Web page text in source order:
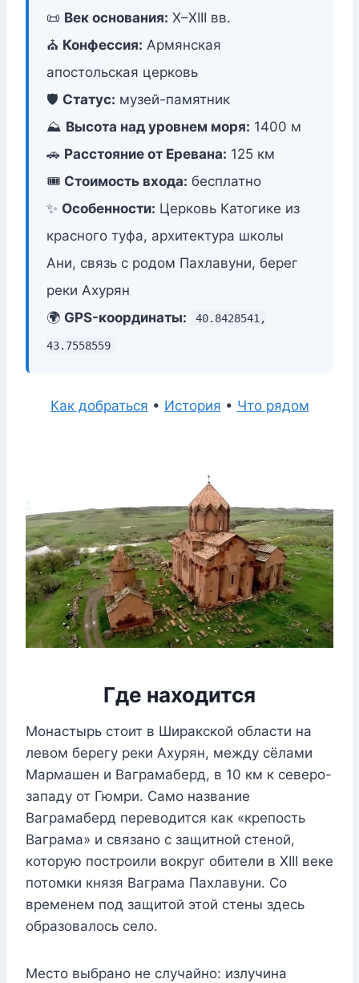
📜 Век основания: X–XIII вв.
⛪ Конфессия: Армянская
апостольская церковь
🛡️ Статус: музей-памятник
⛰️ Высота над уровнем моря: 1400 м
🚗 Расстояние от Еревана: 125 км
🎟️ Стоимость входа: бесплатно
✨ Особенности: Церковь Катогике из
красного туфа, архитектура школы
Ани, связь с родом Пахлавуни, берег
реки Ахурян
🌍 GPS-координаты: 40.8428541,
43.7558559
Как добраться • История • Что рядом
Где находится
Монастырь стоит в Ширакской области на
левом берегу реки Ахурян, между сёлами
Мармашен и Ваграмаберд, в 10 км к северо-
западу от Гюмри. Само название
Ваграмаберд переводится как «крепость
Ваграма» и связано с защитной стеной,
которую построили вокруг обители в XIII веке
потомки князя Ваграма Пахлавуни. Со
временем под защитой этой стены здесь
образовалось село.
Место выбрано не случайно: излучина